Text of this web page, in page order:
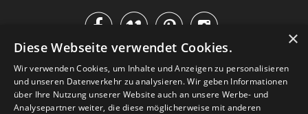

IM KATALOG BLÄTTERN
×
Diese Webseite verwendet Cookies.
Wir verwenden Cookies, um Inhalte und Anzeigen zu personalisieren
und unseren Datenverkehr zu analysieren. Wir geben Informationen
über Ihre Nutzung unserer Website auch an unsere Werbe- und
Analysepartner weiter, die diese möglicherweise mit anderen